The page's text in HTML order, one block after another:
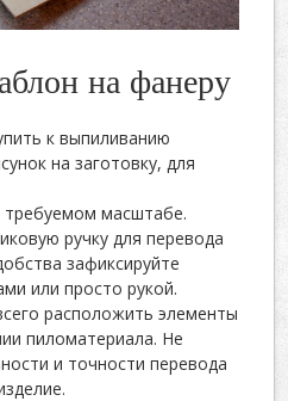
на фанеру
к выпиливанию
на заготовку, для
масштабе.
ручку для перевода
зафиксируйте
или просто рукой.
расположить элементы
пиломатериала. Не
и точности перевода